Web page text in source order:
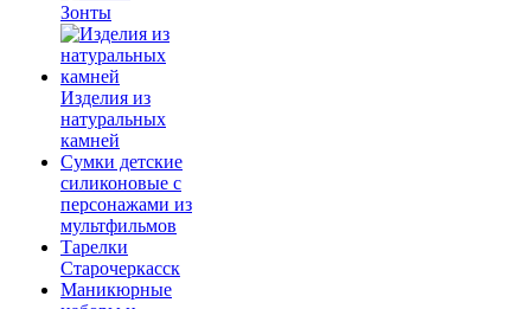
Зонты
Изделия из
натуральных
камней
Сумки детские
силиконовые с
персонажами из
мультфильмов
Тарелки
Старочеркасск
Маникюрные